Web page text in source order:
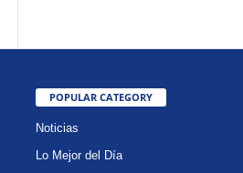
POPULAR CATEGORY
Noticias
Lo Mejor del Día